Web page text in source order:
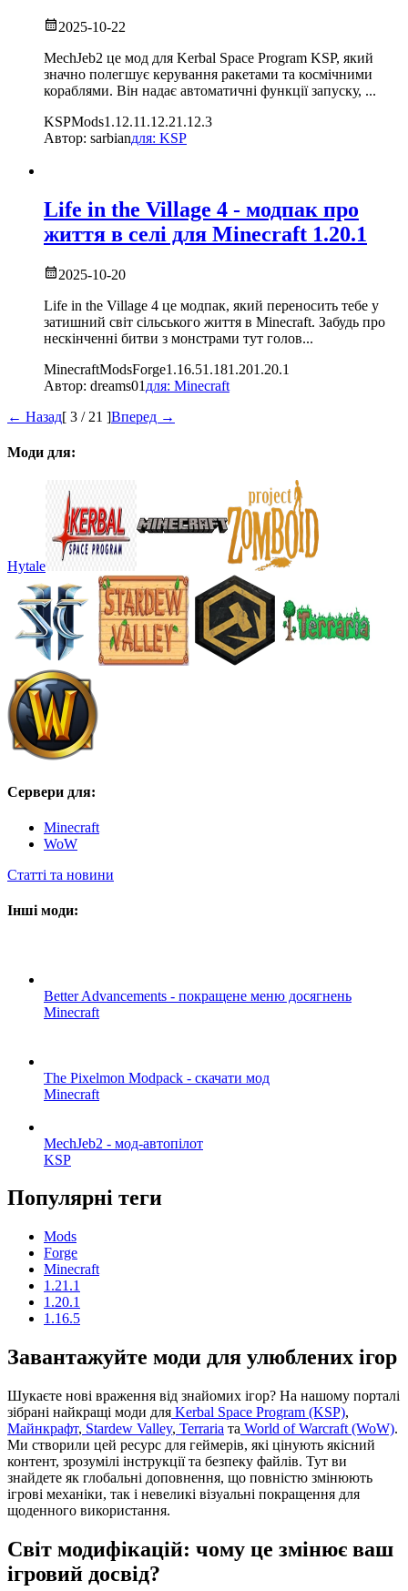
2025-10-22
MechJeb2 це мод для Kerbal Space Program KSP, який
значно полегшує керування ракетами та космічними
кораблями. Він надає автоматичні функції запуску, ...
KSPMods1.12.11.12.21.12.3
Автор: sarbianдля: KSP
Life in the Village 4 - модпак про
життя в селі для Minecraft 1.20.1
2025-10-20
Life in the Village 4 це модпак, який переносить тебе у
затишний світ сільського життя в Minecraft. Забудь про
нескінченні битви з монстрами тут голов...
MinecraftModsForge1.16.51.181.201.20.1
Автор: dreams01 для: Minecraft
← Назад[ 3 / 21 ]Вперед →
Моди для:
Hytale
Сервери для:
Minecraft
WoW
Статті та новини
Інші моди:
Better Advancements - покращене меню досягнень
Minecraft
The Pixelmon Modpack - скачати мод
Minecraft
MechJeb2 - мод-автопілот
KSP
Популярні теги
Mods
Forge
Minecraft
1.21.1
1.20.1
1.16.5
Завантажуйте моди для улюблених ігор
Шукаєте нові враження від знайомих ігор? На нашому порталі
зібрані найкращі моди для Kerbal Space Program (KSP),
Майнкрафт, Stardew Valley, Terraria та World of Warcraft (WoW).
Ми створили цей ресурс для геймерів, які цінують якісний
контент, зрозумілі інструкції та безпеку файлів. Тут ви
знайдете як глобальні доповнення, що повністю змінюють
ігрові механіки, так і невеликі візуальні покращення для
щоденного використання.
Світ модифікацій: чому це змінює ваш
ігровий досвід?